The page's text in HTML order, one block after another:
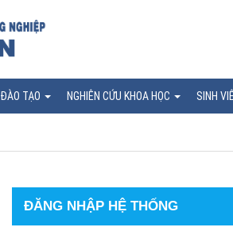
ĐÀO TẠO NGHIÊN CỨU KHOA HỌC SINH
ĐĂNG NHẬP HỆ THỐNG